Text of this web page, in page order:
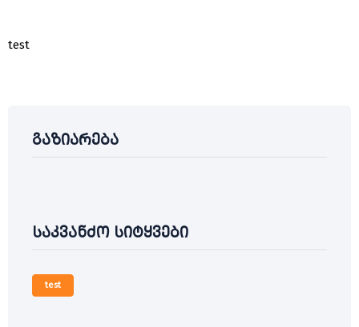
test
გაზიარება
საკვანძო სიტყვები
test